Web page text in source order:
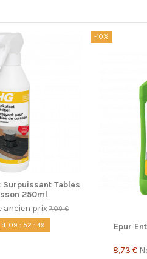
Surpuissant Tables
250ml
ancien prix 7,09 €
09 : 52 : 48
-10%
Epur
8,73 €